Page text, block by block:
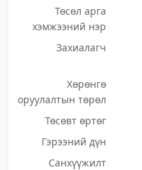
Төсөл арга
хэмжээний нэр
Захиалагч
Хөрөнгө
оруулалтын төрөл
Төсөвт өртөг
Гэрээний дүн
Санхүүжилт